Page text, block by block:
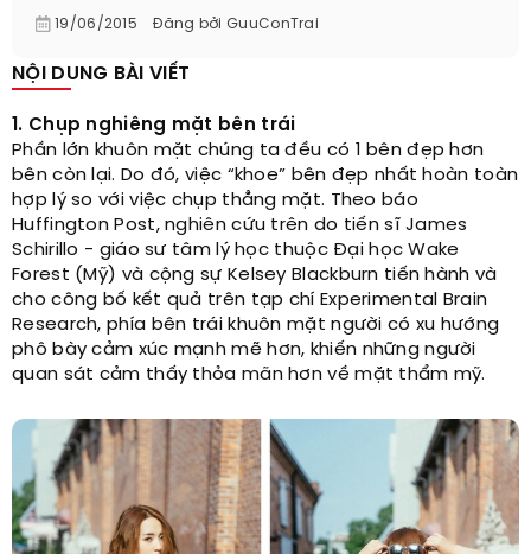
19/06/2015 Đăng bởi GuuConTrai
NỘI DUNG BÀI VIẾT
1. Chụp nghiêng mặt bên trái
Phần lớn khuôn mặt chúng ta đều có 1 bên đẹp hơn
bên còn lại. Do đó, việc “khoe” bên đẹp nhất hoàn toàn
hợp lý so với việc chụp thẳng mặt. Theo báo
Huffington Post, nghiên cứu trên do tiến sĩ James
Schirillo - giáo sư tâm lý học thuộc Đại học Wake
Forest (Mỹ) và cộng sự Kelsey Blackburn tiến hành và
cho công bố kết quả trên tạp chí Experimental Brain
Research, phía bên trái khuôn mặt người có xu hướng
phô bày cảm xúc mạnh mẽ hơn, khiến những người
quan sát cảm thấy thỏa mãn hơn về mặt thẩm mỹ.